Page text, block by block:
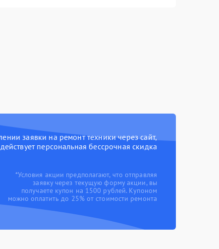
заявки на ремонт техники через сайт,
действует персональная бессрочная скидка
*Условия акции предполагают, что отправляя
заявку через текущую форму акции, вы
получаете купон на 1500 рублей. Купоном
можно оплатить до 25% от стоимости ремонта